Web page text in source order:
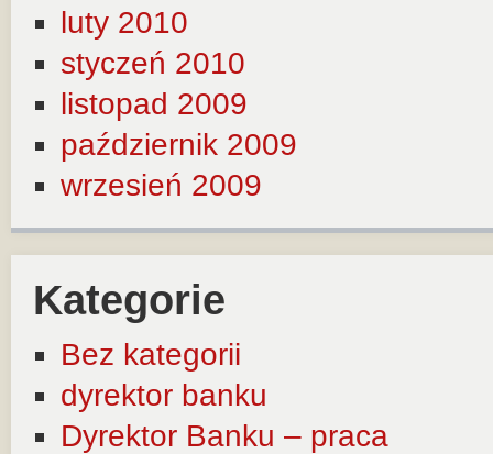
luty 2010
styczeń 2010
listopad 2009
październik 2009
wrzesień 2009
Kategorie
Bez kategorii
dyrektor banku
Dyrektor Banku – praca